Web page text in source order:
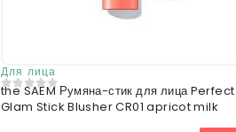
Для лица
0 из 5
the SAEM Румяна-стик для лица Perfect
Glam Stick Blusher CR01 apricot milk